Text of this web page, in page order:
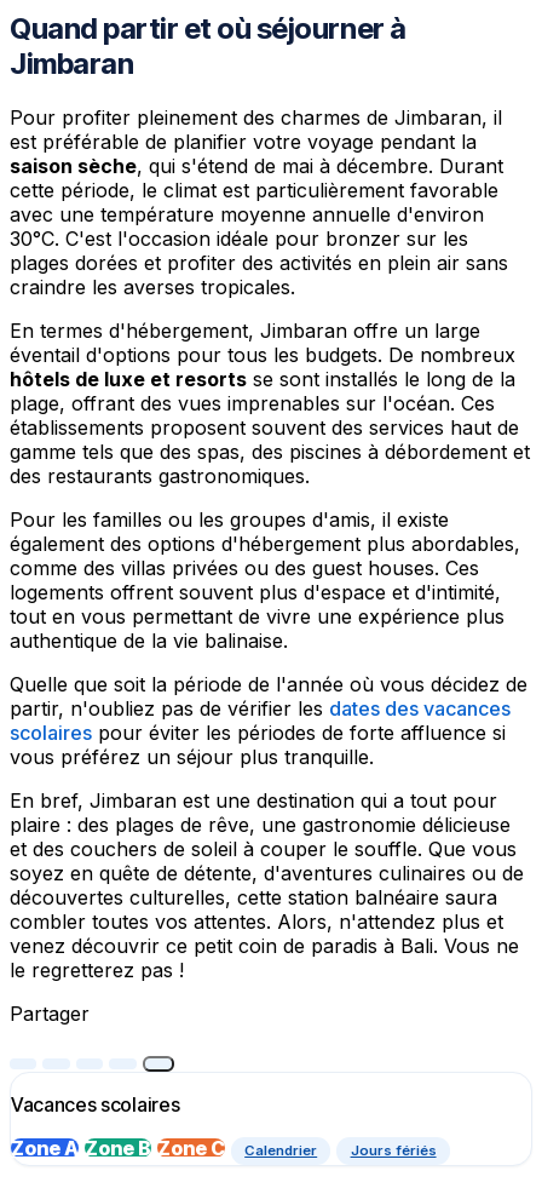
Quand partir et où séjourner à
Jimbaran
Pour profiter pleinement des charmes de Jimbaran, il
est préférable de planifier votre voyage pendant la
saison sèche, qui s'étend de mai à décembre. Durant
cette période, le climat est particulièrement favorable
avec une température moyenne annuelle d'environ
30°C. C'est l'occasion idéale pour bronzer sur les
plages dorées et profiter des activités en plein air sans
craindre les averses tropicales.
En termes d'hébergement, Jimbaran offre un large
éventail d'options pour tous les budgets. De nombreux
hôtels de luxe et resorts se sont installés le long de la
plage, offrant des vues imprenables sur l'océan. Ces
établissements proposent souvent des services haut de
gamme tels que des spas, des piscines à débordement et
des restaurants gastronomiques.
Pour les familles ou les groupes d'amis, il existe
également des options d'hébergement plus abordables,
comme des villas privées ou des guest houses. Ces
logements offrent souvent plus d'espace et d'intimité,
tout en vous permettant de vivre une expérience plus
authentique de la vie balinaise.
Quelle que soit la période de l'année où vous décidez de
partir, n'oubliez pas de vérifier les dates des vacances
scolaires pour éviter les périodes de forte affluence si
vous préférez un séjour plus tranquille.
En bref, Jimbaran est une destination qui a tout pour
plaire : des plages de rêve, une gastronomie délicieuse
et des couchers de soleil à couper le souffle. Que vous
soyez en quête de détente, d'aventures culinaires ou de
découvertes culturelles, cette station balnéaire saura
combler toutes vos attentes. Alors, n'attendez plus et
venez découvrir ce petit coin de paradis à Bali. Vous ne
le regretterez pas !
Partager
Vacances scolaires
Zone A Zone B Zone C Calendrier Jours fériés